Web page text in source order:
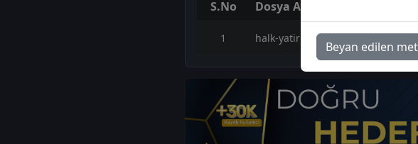
S.No Dosya Adı
1 halk-yatirim-bioen-hedef-fiyat-